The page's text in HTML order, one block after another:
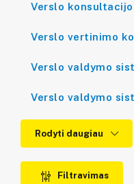
Verslo
Verslo vertinimo
Verslo valdymo
Verslo valdymo
Rodyti daugiau
Filtravimas